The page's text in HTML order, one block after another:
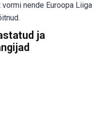
nende Euroopa Liiga
ja